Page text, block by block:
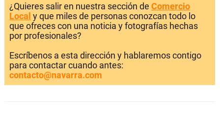
¿Quieres salir en nuestra sección de Comercio
Local y que miles de personas conozcan todo lo
que ofreces con una noticia y fotografías hechas
por profesionales?
Escríbenos a esta dirección y hablaremos contigo
para contactar cuando antes:
contacto@navarra.com